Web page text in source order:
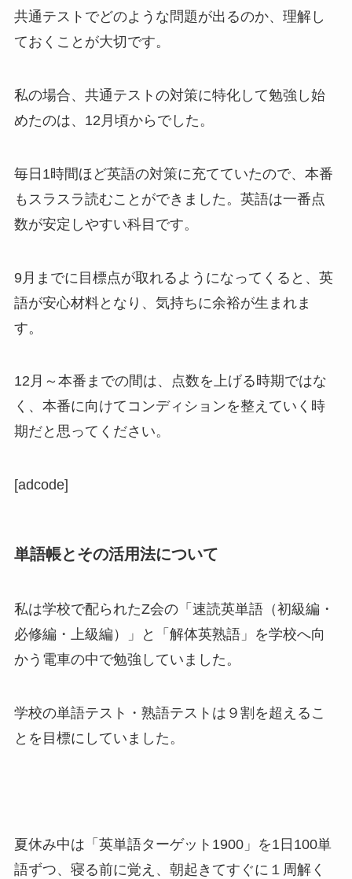
共通テストでどのような問題が出るのか、理解し
ておくことが大切です。
私の場合、共通テストの対策に特化して勉強し始
めたのは、12月頃からでした。
毎日1時間ほど英語の対策に充てていたので、本番
もスラスラ読むことができました。英語は一番点
数が安定しやすい科目です。
9月までに目標点が取れるようになってくると、英
語が安心材料となり、気持ちに余裕が生まれま
す。
12月～本番までの間は、点数を上げる時期ではな
く、本番に向けてコンディションを整えていく時
期だと思ってください。
[adcode]
単語帳とその活用法について
私は学校で配られたZ会の「速読英単語（初級編・
必修編・上級編）」と「解体英熟語」を学校へ向
かう電車の中で勉強していました。
学校の単語テスト・熟語テストは９割を超えるこ
とを目標にしていました。
夏休み中は「英単語ターゲット1900」を1日100単
語ずつ、寝る前に覚え、朝起きてすぐに１周解く